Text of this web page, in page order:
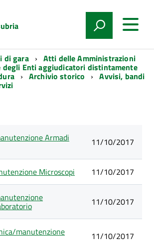
di gara Atti delle Amministrazioni
degli Enti aggiudicatori distintamente
Archivio storico Avvisi, bandi
Data Armadi 11/10/2017
Microscopi 11/10/2017
11/10/2017
manutenzione 11/10/2017